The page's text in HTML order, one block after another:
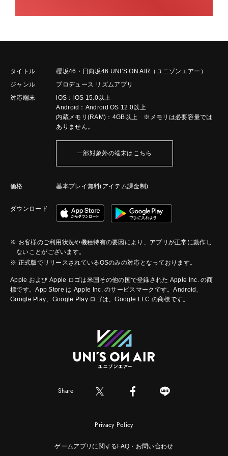
タイトル
櫻坂46・日向坂46 UNI’S ON AIR（ユニゾンエアー）
ジャンル
プロデュース リズムアプリ
対応端末
iOS：iOS 15.0以上
Android：Android OS 12.0以上
内蔵メモリ(RAM)：4GB以上 ※メモリは必要容量では
ありません。
一部対象外の端末はこちら
価格 基本プレイ無料(アイテム課金制)
ダウンロード
※ お客様のご利用状況や機種特有の要因により、アプリが正常に動作し
ないことがございます。
※ 正式版でリリースされているOSのみの対応となっております。
Apple および Apple ロゴは米国その他の国で登録された Apple Inc. の商
標です。App Store は Apple Inc. のサービスマークです。Android、
Google Play、Google Play ロゴは、Google LLC の商標です。
Share
Privacy Policy
ゲームアプリに関するFAQ・お問い合わせ